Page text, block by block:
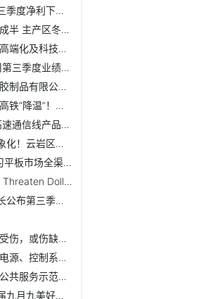
迎驾贡酒三季报“遇冷”：第三季度净利下滑近四成
观察：全国秋粮收获已过八成半 主产区冬小麦播种加快推进
中信建投：看好乘用车板块高端化及科技成长结构性行情
每日速递:多家锂矿上市公司第三季度业绩回暖
速递！欧力客（邢台市）橡胶制品有限公司成立 注册资本100万...
新消息丨开通一个月，沈白高铁“降温”！坐过的人开始说实话了
每日讯息!沃尔核材：公司高速通信线产品的技术实力和关键设备...
“五闪”志愿服务在这一刻具象化！云岩区快递骑手背摔伤老人...
天天资讯:2025Q3 中国学习平板市场全渠道销量 180.6 万台...
US Domestic Policies May Threaten Dollar's Longterm...
新消息丨[快讯]中银持续增长公布第三季报 十大重仓股
意媒：姆希塔良左大腿屈肌受伤，或伤缺至米兰德比前_热议
英杰电气：公司提供过加热电源、控制系统电源、辅助类电源以...
焦点速讯：《国家中小企业公共服务示范平台（基地）创建管理...
爬秋天的第一座山……第三届九月九美好生活登山节开心迈步 ...